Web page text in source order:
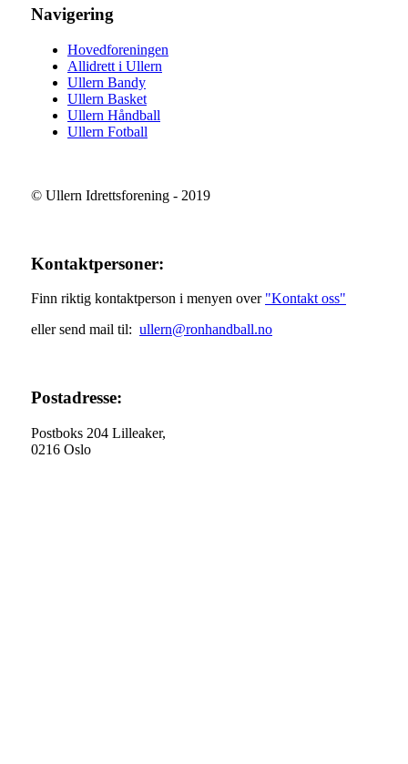
Navigering
Hovedforeningen
Allidrett i Ullern
Ullern Bandy
Ullern Basket
Ullern Håndball
Ullern Fotball
© Ullern Idrettsforening - 2019
Kontaktpersoner:
Finn riktig kontaktperson i menyen over "Kontakt oss"
eller send mail til: ullern@ronhandball.no
Postadresse:
Postboks 204 Lilleaker,
0216 Oslo